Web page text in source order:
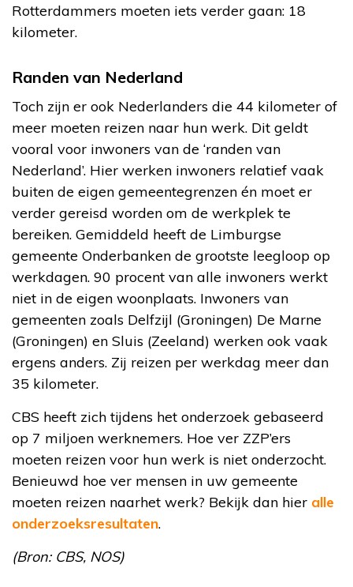
Rotterdammers moeten iets verder gaan: 18
kilometer.
Randen van Nederland
Toch zijn er ook Nederlanders die 44 kilometer of
meer moeten reizen naar hun werk. Dit geldt
vooral voor inwoners van de ‘randen van
Nederland’. Hier werken inwoners relatief vaak
buiten de eigen gemeentegrenzen én moet er
verder gereisd worden om de werkplek te
bereiken. Gemiddeld heeft de Limburgse
gemeente Onderbanken de grootste leegloop op
werkdagen. 90 procent van alle inwoners werkt
niet in de eigen woonplaats. Inwoners van
gemeenten zoals Delfzijl (Groningen) De Marne
(Groningen) en Sluis (Zeeland) werken ook vaak
ergens anders. Zij reizen per werkdag meer dan
35 kilometer.
CBS heeft zich tijdens het onderzoek gebaseerd
op 7 miljoen werknemers. Hoe ver ZZP’ers
moeten reizen voor hun werk is niet onderzocht.
Benieuwd hoe ver mensen in uw gemeente
moeten reizen naarhet werk? Bekijk dan hier alle
onderzoeksresultaten.
(Bron: CBS, NOS)